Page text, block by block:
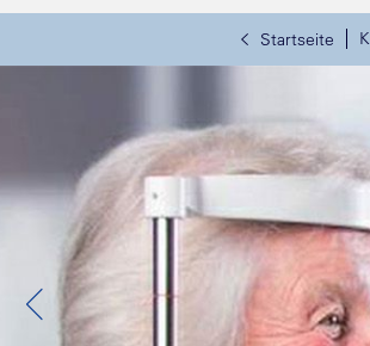
Startseite